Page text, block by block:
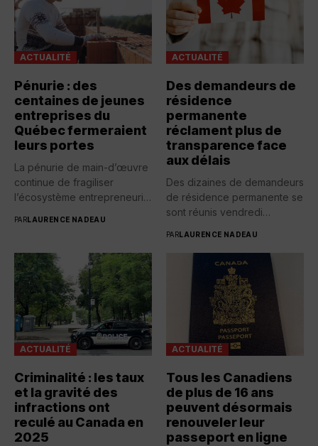
ACTUALITÉ
Pénurie : des
centaines de jeunes
entreprises du
Québec fermeraient
leurs portes
La pénurie de main-d’œuvre
continue de fragiliser
l’écosystème entrepreneurial
PARLAURENCE NADEAU
ACTUALITÉ
Des demandeurs de
résidence
permanente
réclament plus de
transparence face
aux délais
Des dizaines de demandeurs
de résidence permanente se
sont réunis vendredi
PARLAURENCE NADEAU
ACTUALITÉ
Criminalité : les taux
et la gravité des
infractions ont
reculé au Canada en
2025
ACTUALITÉ
Tous les Canadiens
de plus de 16 ans
peuvent désormais
renouveler leur
passeport en ligne